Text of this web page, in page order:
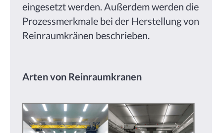
eingesetzt werden. Außerdem werden die
Prozessmerkmale bei der Herstellung von
Reinraumkränen beschrieben.
Arten von Reinraumkranen